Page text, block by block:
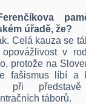
úřadě, že?
Celá kauza se
v
protože na
fašismus líbí a
při
táborů.